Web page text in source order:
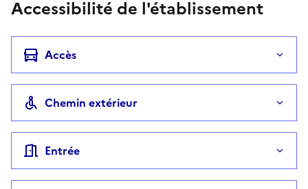
Accessibilité de l'établissement
Accès
Chemin extérieur
Entrée